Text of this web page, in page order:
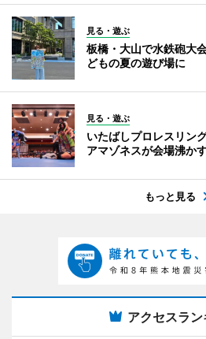
見る・遊ぶ
板橋・大山で水鉄砲大
どもの夏の遊び場に
見る・遊ぶ
いたばしプロレスリン
アマゾネスが会場沸か
もっと見る
アクセスラ